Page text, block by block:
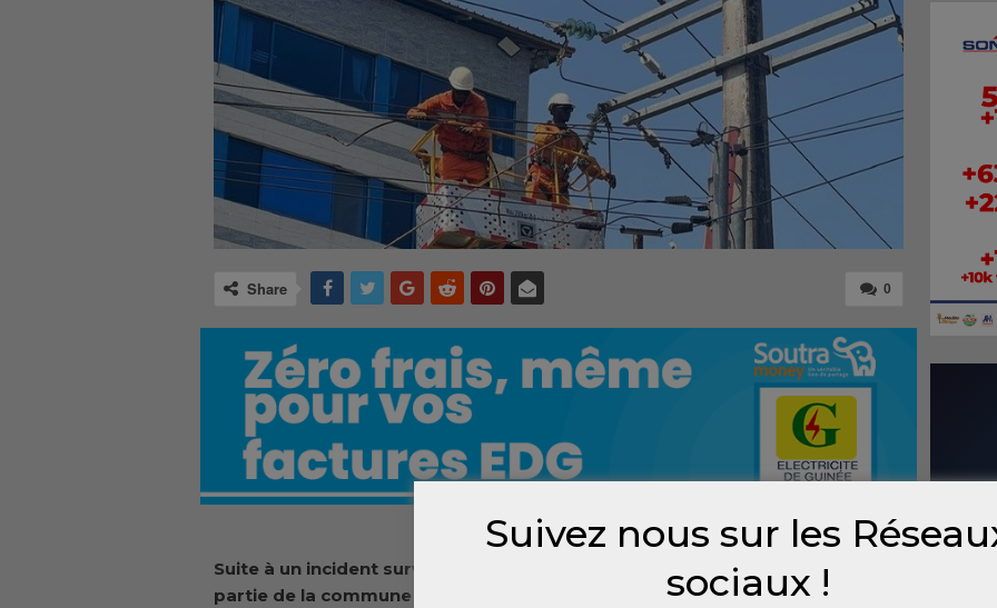
0
Share
Suite à un incident survenu hier nuit sur la ligne magistrale qui alimente une
partie de la commune de MATAM, nos équipes sont à pied d’œuvre pour
Suivez nous sur les
sociaux !